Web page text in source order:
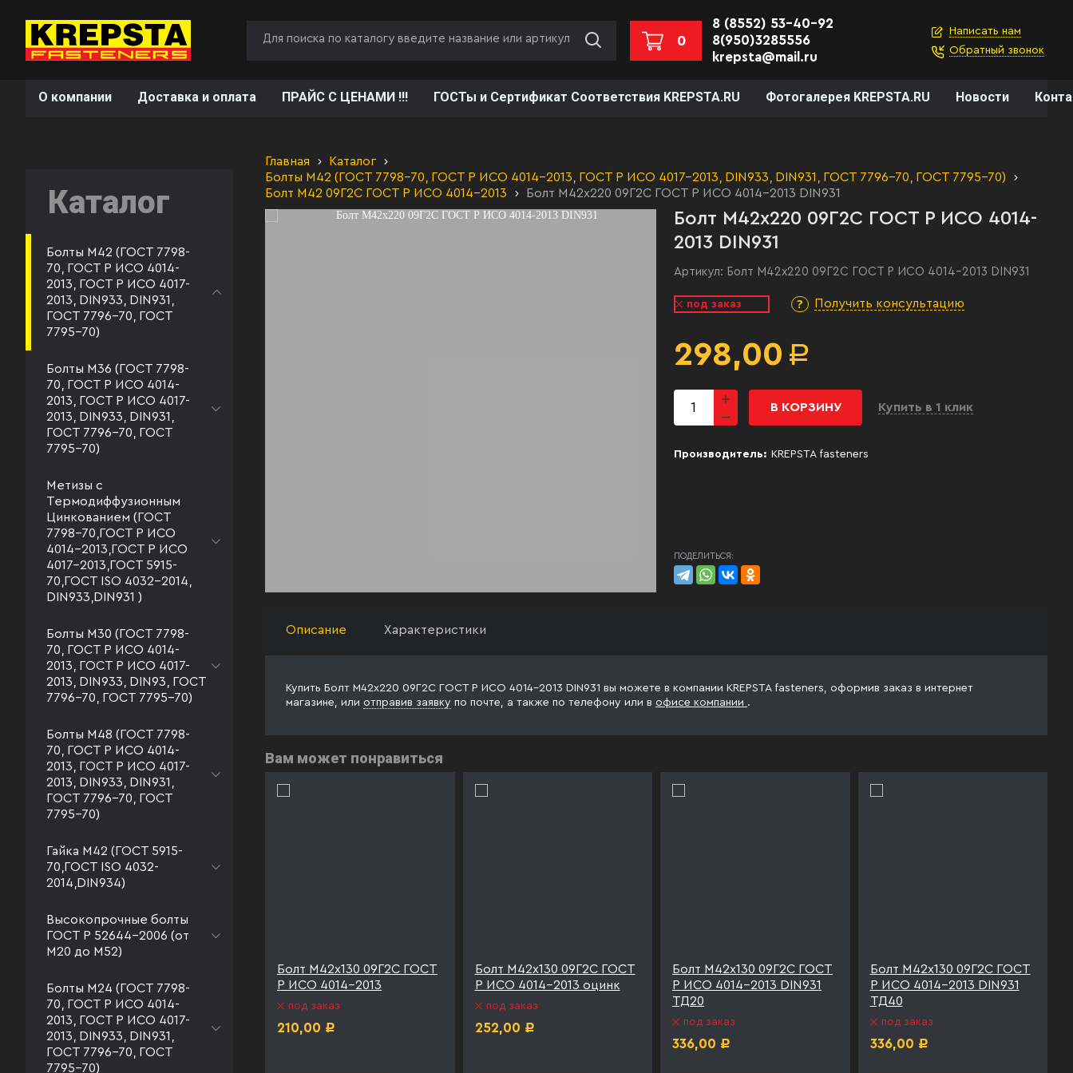
0
8 (8552) 53-40-92
8(950)3285556
krepsta@mail.ru
Написать нам
Обратный звонок
О компании Доставка и оплата ПРАЙС С ЦЕНАМИ !!! ГОСТы и Сертификат Соответствия KREPSTA.RU Фотогалерея KREPSTA.RU Новости
Каталог
Болты М42 (ГОСТ 7798-
70, ГОСТ Р ИСО 4014-
2013, ГОСТ Р ИСО 4017-
2013, DIN933, DIN931,
ГОСТ 7796-70, ГОСТ
7795-70)
Болты М36 (ГОСТ 7798-
70, ГОСТ Р ИСО 4014-
2013, ГОСТ Р ИСО 4017-
2013, DIN933, DIN931,
ГОСТ 7796-70, ГОСТ
7795-70)
Метизы с
Термодиффузионным
Цинкованием (ГОСТ
7798-70,ГОСТ Р ИСО
4014-2013,ГОСТ Р ИСО
4017-2013,ГОСТ 5915-
70,ГОСТ ISO 4032-2014,
DIN933,DIN931 )
Болты М30 (ГОСТ 7798-
70, ГОСТ Р ИСО 4014-
2013, ГОСТ Р ИСО 4017-
2013, DIN933, DIN93, ГОСТ
7796-70, ГОСТ 7795-70)
Болты М48 (ГОСТ 7798-
70, ГОСТ Р ИСО 4014-
2013, ГОСТ Р ИСО 4017-
2013, DIN933, DIN931,
ГОСТ 7796-70, ГОСТ
7795-70)
Гайка М42 (ГОСТ 5915-
70,ГОСТ ISO 4032-
2014,DIN934)
Высокопрочные болты
ГОСТ Р 52644-2006 (от
М20 до М52)
Болты М24 (ГОСТ 7798-
70, ГОСТ Р ИСО 4014-
2013, ГОСТ Р ИСО 4017-
2013, DIN933, DIN931,
ГОСТ 7796-70, ГОСТ
7795-70)
Главная
Каталог
Болты М42 (ГОСТ 7798-70, ГОСТ Р ИСО 4014-2013, ГОСТ Р ИСО 4017-2013, DIN933, DIN931, ГОСТ 7796-70, ГОСТ 7795-70)
Болт М42 09Г2С ГОСТ Р ИСО 4014-2013
Болт М42х220 09Г2С ГОСТ Р ИСО 4014-2013 DIN931
Болт М42х220 09Г2С ГОСТ Р ИСО 4014-
2013 DIN931
Артикул: Болт М42х220 09Г2С ГОСТ Р ИСО 4014-2013 DIN931
под заказ Получить консультацию
298,00 Р
В КОРЗИНУ Купить в 1 клик
Производитель: KREPSTA fasteners
ПОДЕЛИТЬСЯ:
Описание Характеристики
Купить Болт М42х220 09Г2С ГОСТ Р ИСО 4014-2013 DIN931 вы можете в компании KREPSTA fasteners, оформив заказ в интернет
магазине, или отправив заявку по почте, а также по телефону или в офисе компании .
Вам может понравиться
Р ИСО 4014-2013 DIN931
под заказ
221,00 Р
Болт М42х130 09Г2С ГОСТ
Р ИСО 4014-2013
под заказ
210,00 Р
Болт М42х130 09Г2С ГОСТ
Р ИСО 4014-2013 оцинк
под заказ
252,00 Р
Болт М42х130 09Г2С ГОСТ
Р ИСО 4014-2013 DIN931
ТД20
под заказ
336,00 Р
Болт М42х130 09Г2С ГОСТ
Р ИСО 4014-2013 DIN931
ТД40
под заказ
336,00 Р